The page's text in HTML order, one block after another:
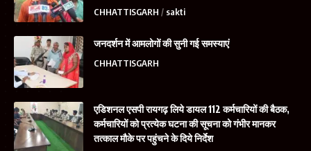
CHHATTISGARH sakti
जनदर्शन में आमलोगों की सुनी गई समस्याएं
CHHATTISGARH
एडिशनल एसपी रायगढ़ लिये डायल 112 कर्मचारियों की बैठक,
कर्मचारियों को प्रत्येक घटना की सूचना को गंभीर मानकर
तत्काल मौके पर पहुंचने के दिये निर्देश